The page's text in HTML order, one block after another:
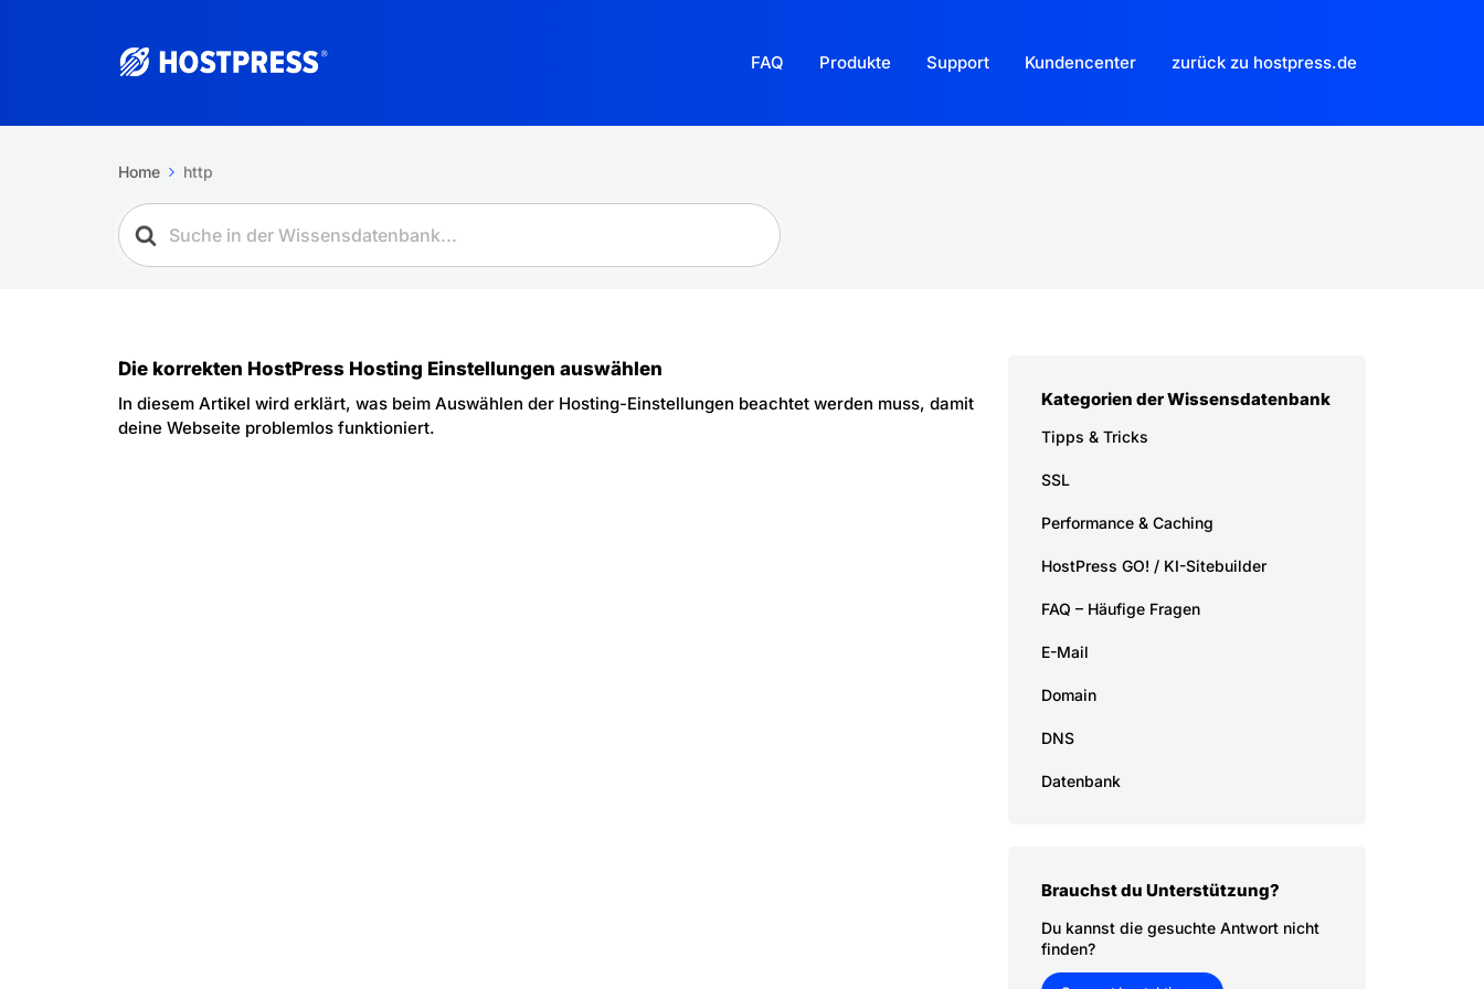
FAQ Produkte Support Kundencenter zurück zu hostpress.de
Home http
Die korrekten HostPress Hosting Einstellungen auswählen
In diesem Artikel wird erklärt, was beim Auswählen der Hosting-Einstellungen beachtet werden muss, damit
deine Webseite problemlos funktioniert.
Kategorien der Wissensdatenbank
Tipps & Tricks
SSL
Performance & Caching
HostPress GO! / KI-Sitebuilder
FAQ – Häufige Fragen
E-Mail
Domain
DNS
Datenbank
Brauchst du Unterstützung?
Du kannst die gesuchte Antwort nicht
finden?